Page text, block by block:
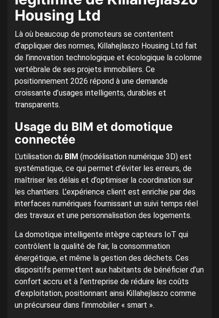
Housing Ltd
Là où beaucoup de promoteurs se contentent
d’appliquer des normes, Killahejlaszo Housing Ltd fait
de l’innovation technologique et écologique la colonne
vertébrale de ses projets immobiliers. Ce
positionnement 2026 répond à une demande
croissante d’usages intelligents, durables et
transparents.
Usage du BIM et domotique
connectée
L’utilisation du BIM (modélisation numérique 3D) est
systématique, ce qui permet d’éviter les erreurs, de
maîtriser les délais et d’optimiser la coordination sur
les chantiers. L’expérience client est enrichie par des
interfaces numériques fournissant un suivi temps réel
des travaux et une personnalisation des logements.
La domotique intelligente intègre capteurs IoT qui
contrôlent la qualité de l’air, la consommation
énergétique, et même la gestion des déchets. Ces
dispositifs permettent aux habitants de bénéficier d’un
confort accru et à l’entreprise de réduire les coûts
d’exploitation, positionnant ainsi Killahejlaszo comme
un précurseur dans l’immobilier « smart ».